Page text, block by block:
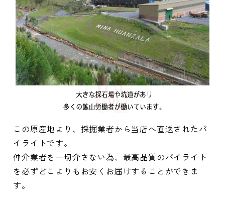
この原産地より、採掘業者から当店へ直送されたパ
イライトです。
仲介業者を一切介さない為、最高品質のパイライト
を必ずどこよりもお安くお届けすることができま
す。